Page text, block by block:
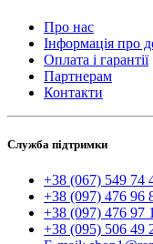
Про нас
Інформація про
Оплата і гарантії
Партнерам
Контакти
Служба підтримки
+38 (067) 549 74
+38 (097) 476 96
+38 (097) 476 97
+38 (095) 506 49